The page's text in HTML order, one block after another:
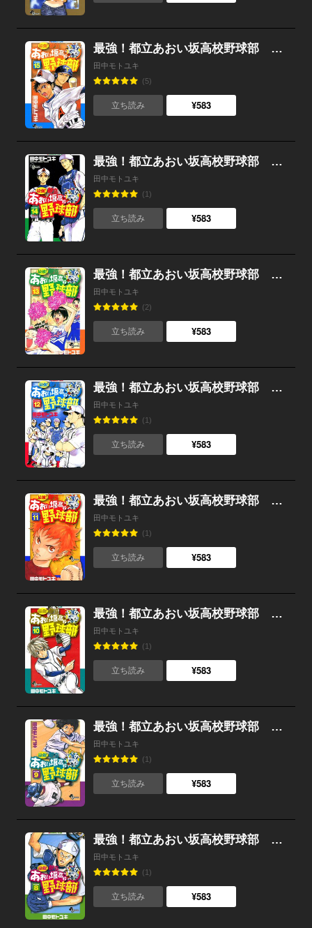
最強！都立あおい坂高校野球部 （15）
田中モトユキ
(5)
立ち読み ¥583
最強！都立あおい坂高校野球部 （14）
田中モトユキ
(1)
立ち読み ¥583
最強！都立あおい坂高校野球部 （13）
田中モトユキ
(2)
立ち読み ¥583
最強！都立あおい坂高校野球部 （12）
田中モトユキ
(1)
立ち読み ¥583
最強！都立あおい坂高校野球部 （11）
田中モトユキ
(1)
立ち読み ¥583
最強！都立あおい坂高校野球部 （10）
田中モトユキ
(1)
立ち読み ¥583
最強！都立あおい坂高校野球部 （9）
田中モトユキ
(1)
立ち読み ¥583
最強！都立あおい坂高校野球部 （8）
田中モトユキ
(1)
立ち読み ¥583